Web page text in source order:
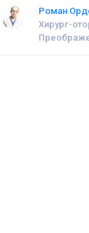
Роман
Хирург-